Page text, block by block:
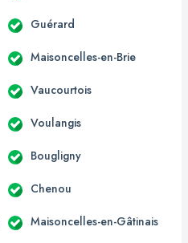
Guérard
Maisoncelles-en-Brie
Vaucourtois
Voulangis
Bougligny
Chenou
Maisoncelles-en-Gâtinais